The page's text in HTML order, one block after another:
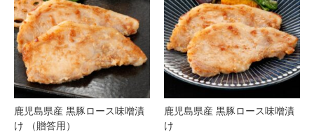
鹿児島県産 黒豚ロース味噌漬
け （贈答用）
鹿児島県産 黒豚ロース味噌漬
け